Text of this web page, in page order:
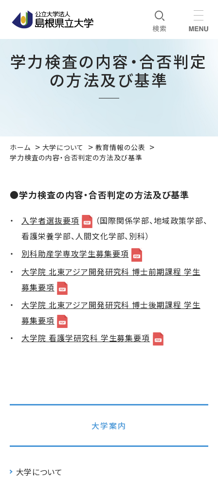
学力検査の内容・合否判定
の方法及び基準
ホーム 大学について
教育情報の公表
学力検査の内容・合否判定の方法及び基準
●学力検査の内容・合否判定の方法及び基準
入学者選抜要項
（国際関係学部、地域政策学部、
看護栄養学部、人間文化学部、別科）
別科助産学専攻学生募集要項
大学院 北東アジア開発研究科 博士前期課程 学生
募集要項
大学院 北東アジア開発研究科 博士後期課程 学生
募集要項
大学院 看護学研究科 学生募集要項
大学案内
大学について